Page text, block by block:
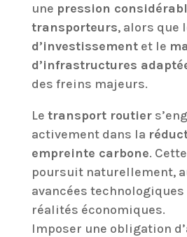
une pression
transporteurs, alors que
d’investissementet le
d’infrastructures
des freins majeurs.
Le transport routier
activement dans la
empreinte carbone.
poursuit naturellement,
avancées technologiques
réalités économiques.
Imposer une obligation